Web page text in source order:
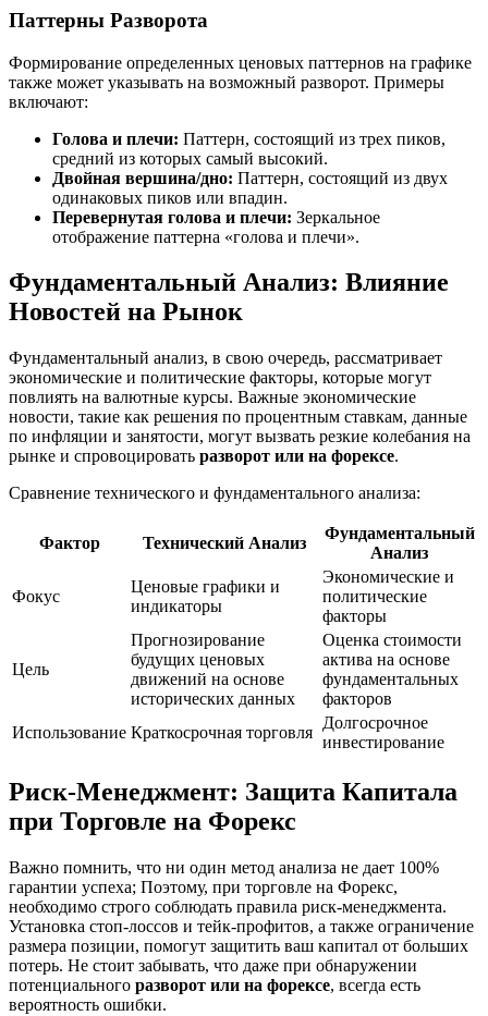
Паттерны Разворота
Формирование определенных ценовых паттернов на графике
также может указывать на возможный разворот. Примеры
включают:
Голова и плечи: Паттерн, состоящий из трех пиков,
средний из которых самый высокий.
Двойная вершина/дно: Паттерн, состоящий из двух
одинаковых пиков или впадин.
Перевернутая голова и плечи: Зеркальное
отображение паттерна «голова и плечи».
Фундаментальный Анализ: Влияние
Новостей на Рынок
Фундаментальный анализ, в свою очередь, рассматривает
экономические и политические факторы, которые могут
повлиять на валютные курсы. Важные экономические
новости, такие как решения по процентным ставкам, данные
по инфляции и занятости, могут вызвать резкие колебания на
рынке и спровоцировать разворот или на форексе.
Сравнение технического и фундаментального анализа:
Фактор Технический Анализ
Фундаментальный
Анализ
Фокус
Ценовые графики и
индикаторы
Экономические и
политические
факторы
Цель
Прогнозирование
будущих ценовых
движений на основе
исторических данных
Оценка стоимости
актива на основе
фундаментальных
факторов
Использование Краткосрочная торговля
Долгосрочное
инвестирование
Риск-Менеджмент: Защита Капитала
при Торговле на Форекс
Важно помнить, что ни один метод анализа не дает 100%
гарантии успеха; Поэтому, при торговле на Форекс,
необходимо строго соблюдать правила риск-менеджмента.
Установка стоп-лоссов и тейк-профитов, а также ограничение
размера позиции, помогут защитить ваш капитал от больших
потерь. Не стоит забывать, что даже при обнаружении
потенциального разворот или на форексе, всегда есть
вероятность ошибки.